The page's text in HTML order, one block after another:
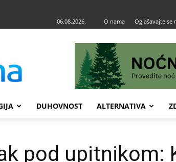
06.08.2026. O nama Oglašavajte se
DUHOVNOST ALTERNATIVA
pod upitnikom: